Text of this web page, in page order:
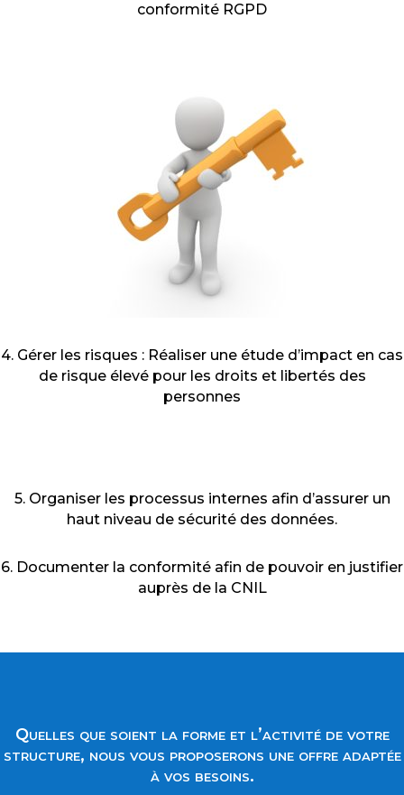
conformité RGPD
4. Gérer les risques : Réaliser une étude d’impact en cas
de risque élevé pour les droits et libertés des
personnes
5. Organiser les processus internes afin d’assurer un
haut niveau de sécurité des données.
6. Documenter la conformité afin de pouvoir en justifier
auprès de la CNIL
Quelles que soient la forme et l’activité de votre
structure, nous vous proposerons une offre adaptée
à vos besoins.